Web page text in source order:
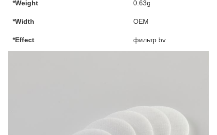
*Weight 0.63g
*Width OEM
*Effect фильтр bv